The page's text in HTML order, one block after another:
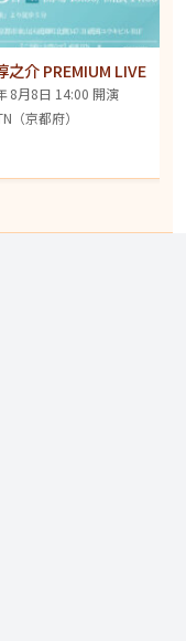
之介 PREMIUM LIVE
8月8日 14:00 開演
（京都府）